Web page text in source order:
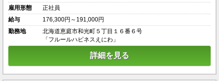
雇用形態
正社員
給与
176,300円～191,000円
勤務地
北海道恵庭市和光町５丁目１６番６号
「フルールハピネスえにわ」
詳細を見る